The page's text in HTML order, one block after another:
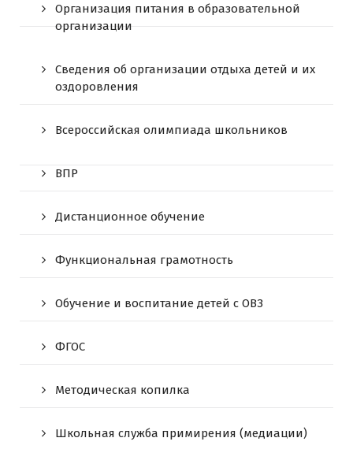
Организация питания в образовательной
организации
Сведения об организации отдыха детей и их
оздоровления
Всероссийская олимпиада школьников
ВПР
Дистанционное обучение
Функциональная грамотность
Обучение и воспитание детей с ОВЗ
ФГОС
Методическая копилка
Школьная служба примирения (медиации)